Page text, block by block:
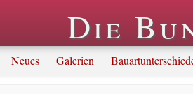
Die
Neues Galerien